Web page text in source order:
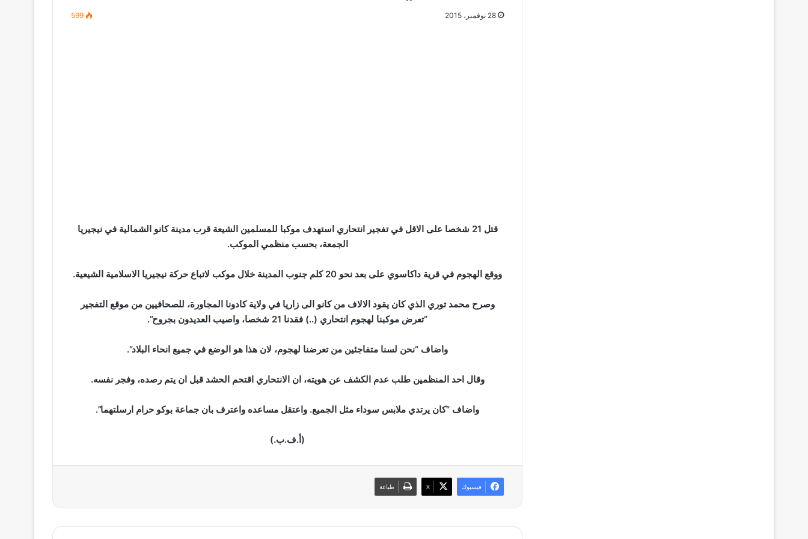
28 نوفمبر، 2015 599
قتل 21 شخصا على الاقل في تفجير انتحاري استهدف موكبا للمسلمين الشيعة قرب مدينة كانو الشمالية في نيجيريا
الجمعة، بحسب منظمي الموكب.
ووقع الهجوم في قرية داكاسوي على بعد نحو 20 كلم جنوب المدينة خلال موكب لاتباع حركة نيجيريا الاسلامية الشيعية.
وصرح محمد توري الذي كان يقود الالاف من كانو الى زاريا في ولاية كادونا المجاورة، للصحافيين من موقع التفجير
“تعرض موكبنا لهجوم انتحاري (..) فقدنا 21 شخصا، واصيب العديدون بجروح”.
واضاف “نحن لسنا متفاجئين من تعرضنا لهجوم، لان هذا هو الوضع في جميع انحاء البلاد”.
وقال احد المنظمين طلب عدم الكشف عن هويته، ان الانتحاري اقتحم الحشد قبل ان يتم رصده، وفجر نفسه.
واضاف “كان يرتدي ملابس سوداء مثل الجميع. واعتقل مساعده واعترف بان جماعة بوكو حرام ارسلتهما”.
(أ.ف.ب.)
فيسبوك ‫X طباعة